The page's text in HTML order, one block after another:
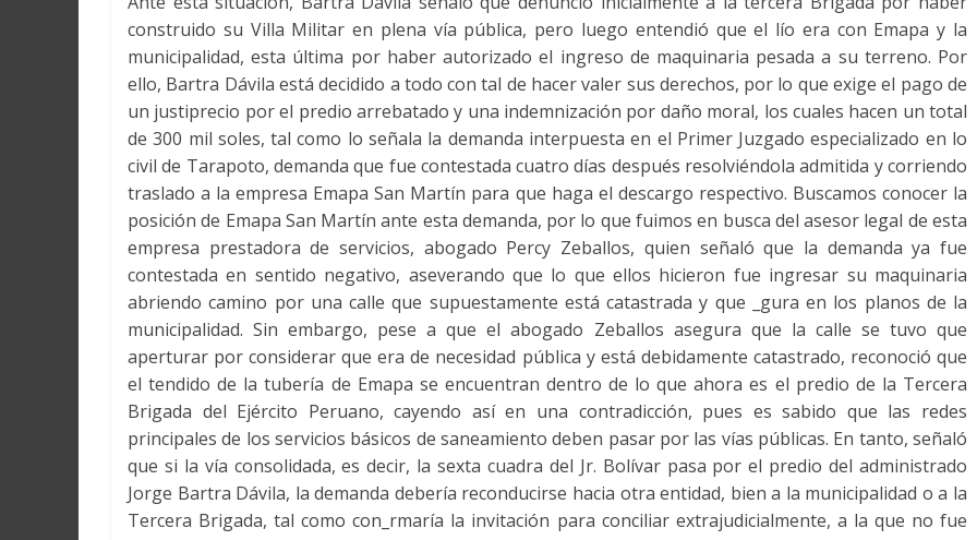
construido su Villa Militar en plena vía pública, pero luego entendió que el lío era con Emapa y la
municipalidad, esta última por haber autorizado el ingreso de maquinaria pesada a su terreno. Por
ello, Bartra Dávila está decidido a todo con tal de hacer valer sus derechos, por lo que exige el pago de
un justiprecio por el predio arrebatado y una indemnización por daño moral, los cuales hacen un total
de 300 mil soles, tal como lo señala la demanda interpuesta en el Primer Juzgado especializado en lo
civil de Tarapoto, demanda que fue contestada cuatro días después resolviéndola admitida y corriendo
traslado a la empresa Emapa San Martín para que haga el descargo respectivo. Buscamos conocer la
posición de Emapa San Martín ante esta demanda, por lo que fuimos en busca del asesor legal de esta
empresa prestadora de servicios, abogado Percy Zeballos, quien señaló que la demanda ya fue
contestada en sentido negativo, aseverando que lo que ellos hicieron fue ingresar su maquinaria
abriendo camino por una calle que supuestamente está catastrada y que _gura en los planos de la
municipalidad. Sin embargo, pese a que el abogado Zeballos asegura que la calle se tuvo que
aperturar por considerar que era de necesidad pública y está debidamente catastrado, reconoció que
el tendido de la tubería de Emapa se encuentran dentro de lo que ahora es el predio de la Tercera
Brigada del Ejército Peruano, cayendo así en una contradicción, pues es sabido que las redes
principales de los servicios básicos de saneamiento deben pasar por las vías públicas. En tanto, señaló
que si la vía consolidada, es decir, la sexta cuadra del Jr. Bolívar pasa por el predio del administrado
Jorge Bartra Dávila, la demanda debería reconducirse hacia otra entidad, bien a la municipalidad o a la
Tercera Brigada, tal como con_rmaría la invitación para conciliar extrajudicialmente, a la que no fue